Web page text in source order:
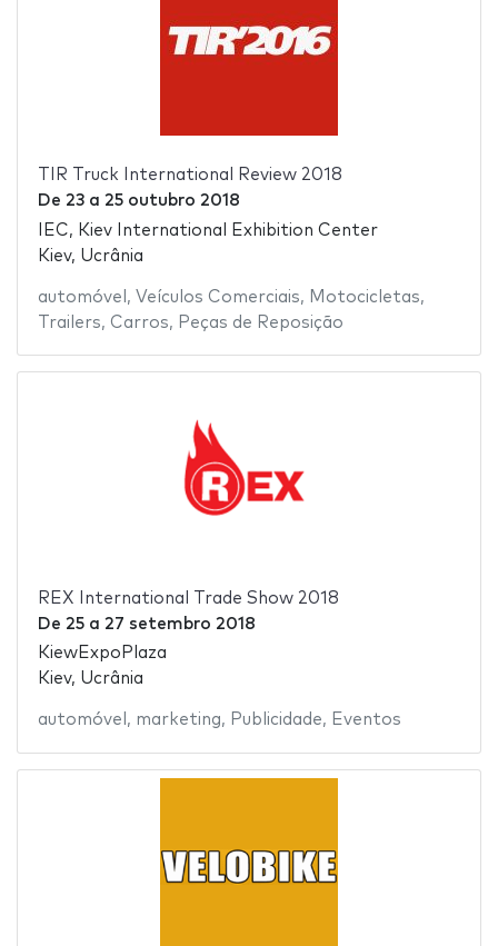
TIR Truck International Review 2018
De 23a 25 outubro 2018
IEC, Kiev International Exhibition Center
Kiev, Ucrânia
automóvel , Veículos Comerciais, Motocicletas,
Trailers, Carros, Peças de Reposição
REX International Trade Show 2018
De 25a 27 setembro 2018
KiewExpoPlaza
Kiev, Ucrânia
automóvel , marketing, Publicidade, Eventos